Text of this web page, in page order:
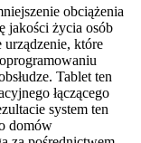
obciążenia
jakości życia osób
urządzenie, które
Tablet ten
łączącego
system ten
domów